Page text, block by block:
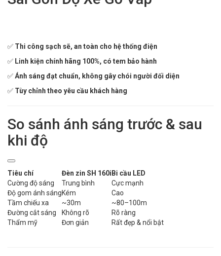
✅ Thi công sạch sẽ, an toàn cho hệ thống điện
✅ Linh kiện chính hãng 100%, có tem bảo hành
✅Ánh sáng đạt chuẩn, không gây chói người đối diện
✅ Tùy chỉnh theo yêu cầu khách hàng
So sánh ánh sáng trước & sau
khi độ
Tiêu chí Đèn zin SH 160iBi cầu LED
Cường độ sáng
Trung bình
Cực mạnh
Độ gom ánh sángKém
Cao
Tầm chiếu xa
~30m
~80–100m
Đường cắt sáng
Không rõ
Rõ ràng
Thẩm mỹ
Đơn giản Rất đẹp & nổi bật